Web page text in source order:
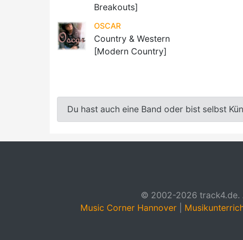
Breakouts]
OSCAR
Country & Western
[Modern Country]
Du hast auch eine Band oder bist selbst
© 2002-2026 track4.de.
Music Corner Hannover